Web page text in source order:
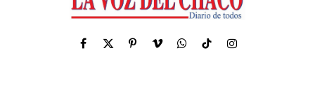
Facebook
X
PinterestVimeoWhatsApp
TikTokInstagram